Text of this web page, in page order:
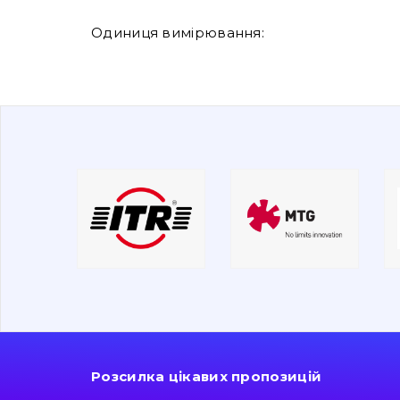
Одиниця вимірювання:
Розсилка цікавих пропозицій